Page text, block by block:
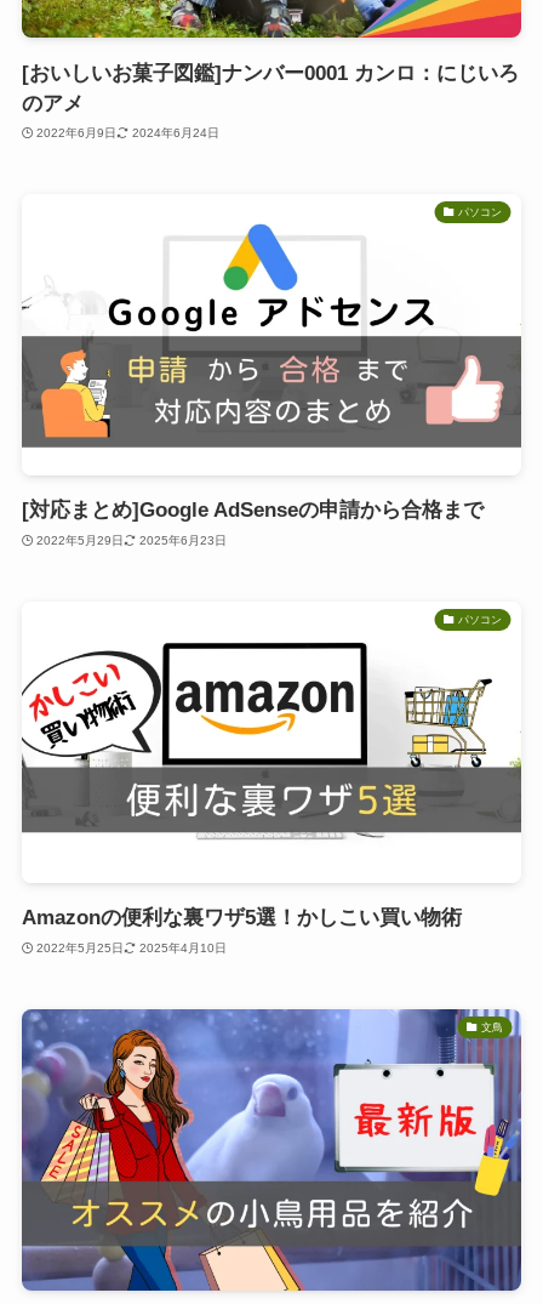
[おいしいお菓子図鑑]ナンバー0001 カンロ：にじいろ
のアメ
2022年6月9日 2024年6月24日
パソコン
[対応まとめ]Google AdSenseの申請から合格まで
2022年5月29日 2025年6月23日
パソコン
Amazonの便利な裏ワザ5選！かしこい買い物術
2022年5月25日 2025年4月10日
文鳥